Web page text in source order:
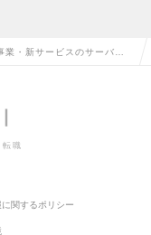
業・新サービスのサーバ・
報一覧
転職
関するポリシー